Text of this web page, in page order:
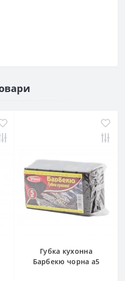
Губка кухонна
Барбекю чорна а5